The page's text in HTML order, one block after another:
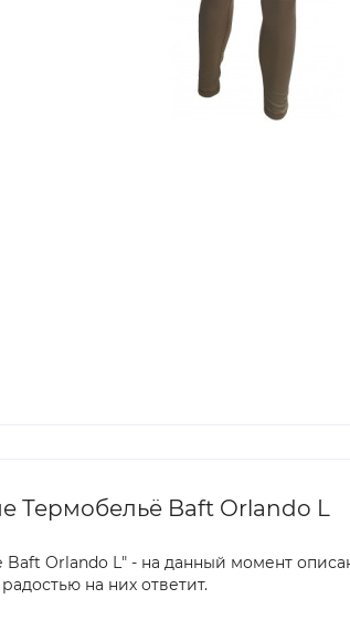
Термобельё Baft Orlando L
Baft Orlando L" - на данный момент
на них ответит.